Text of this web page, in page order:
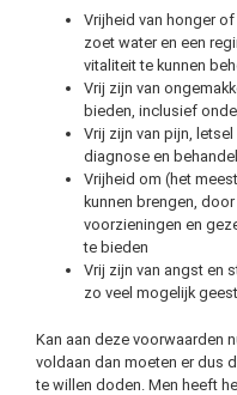
Vrijheid van honger
zoet water en een
vitaliteit te kunnen
Vrij zijn van
bieden, inclusief
Vrij zijn van pijn,
diagnose en
Vrijheid om (het
kunnen brengen,
voorzieningen en
te bieden
Vrij zijn van angst en
zo veel mogelijk
Kan aan deze voorwaarden
voldaan dan moeten er dus
te willen doden. Men heeft